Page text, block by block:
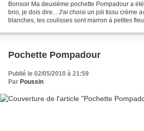
Bonsoir Ma deuxième pochette Pompadour a
brio, je dois dire... J'ai choisi un joli tissu crème
blanches, les coulisses sont marron à petites
Pochette Pompadour
Publié le 02/05/2010 à 21:59
Par Poussin